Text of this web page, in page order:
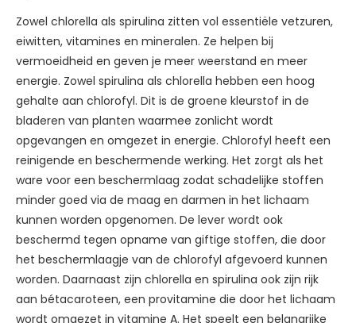
Zowel chlorella als spirulina zitten vol essentiële vetzuren,
eiwitten, vitamines en mineralen. Ze helpen bij
vermoeidheid en geven je meer weerstand en meer
energie. Zowel spirulina als chlorella hebben een hoog
gehalte aan chlorofyl. Dit is de groene kleurstof in de
bladeren van planten waarmee zonlicht wordt
opgevangen en omgezet in energie. Chlorofyl heeft een
reinigende en beschermende werking. Het zorgt als het
ware voor een beschermlaag zodat schadelijke stoffen
minder goed via de maag en darmen in het lichaam
kunnen worden opgenomen. De lever wordt ook
beschermd tegen opname van giftige stoffen, die door
het beschermlaagje van de chlorofyl afgevoerd kunnen
worden. Daarnaast zijn chlorella en spirulina ook zijn rijk
aan bétacaroteen, een provitamine die door het lichaam
wordt omgezet in vitamine A. Het speelt een belangrijke